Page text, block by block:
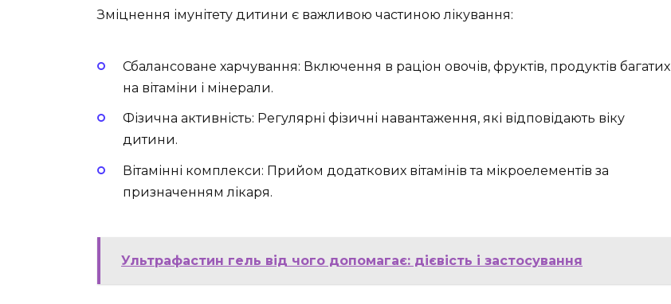
Зміцнення імунітету дитини є важливою частиною лікування:
Сбалансоване харчування: Включення в раціон овочів, фруктів, продуктів багатих
на вітаміни і мінерали.
Фізична активність: Регулярні фізичні навантаження, які відповідають віку
дитини.
Вітамінні комплекси: Прийом додаткових вітамінів та мікроелементів за
призначенням лікаря.
Ультрафастин гель від чого допомагає: дієвість і застосування